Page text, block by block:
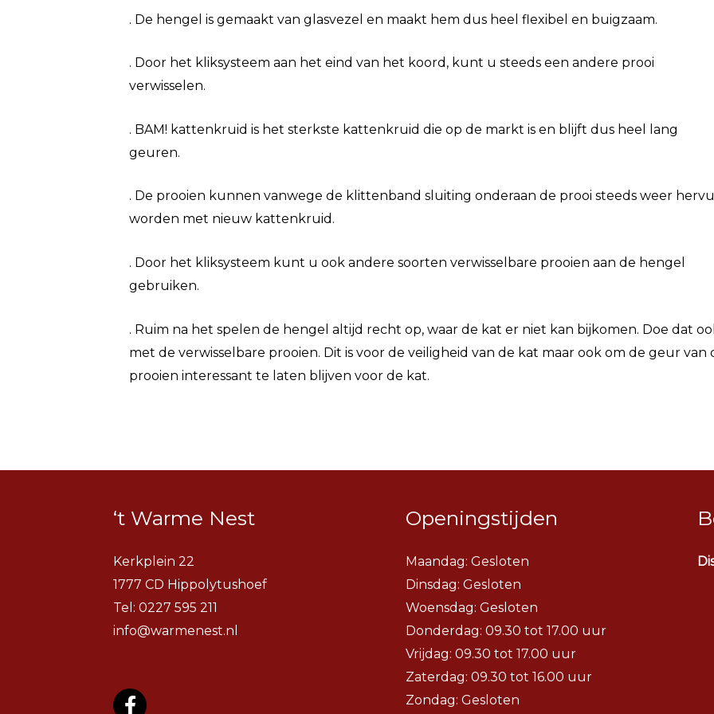
. De hengel is gemaakt van glasvezel en maakt hem dus heel flexibel en buigzaam.
. Door het kliksysteem aan het eind van het koord, kunt u steeds een andere prooi
verwisselen.
. BAM! kattenkruid is het sterkste kattenkruid die op de markt is en blijft dus heel lang
geuren.
. De prooien kunnen vanwege de klittenband sluiting onderaan de prooi steeds weer
worden met nieuw kattenkruid.
. Door het kliksysteem kunt u ook andere soorten verwisselbare prooien aan de hengel
gebruiken.
. Ruim na het spelen de hengel altijd recht op, waar de kat er niet kan bijkomen. Doe dat
met de verwisselbare prooien. Dit is voor de veiligheid van de kat maar ook om de geur van
prooien interessant te laten blijven voor de kat.
‘t Warme Nest
Kerkplein 22
1777 CD Hippolytushoef
Tel: 0227 595 211
info@warmenest.nl
Openingstijden
Maandag: Gesloten
Dinsdag: Gesloten
Woensdag: Gesloten
Donderdag: 09.30 tot 17.00 uur
Vrijdag: 09.30 tot 17.00 uur
Zaterdag: 09.30 tot 16.00 uur
Zondag: Gesloten